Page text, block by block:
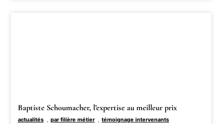
Baptiste Schoumacher, l’expertise au meilleur prix
actualités ,par filière métier ,témoignage intervenants